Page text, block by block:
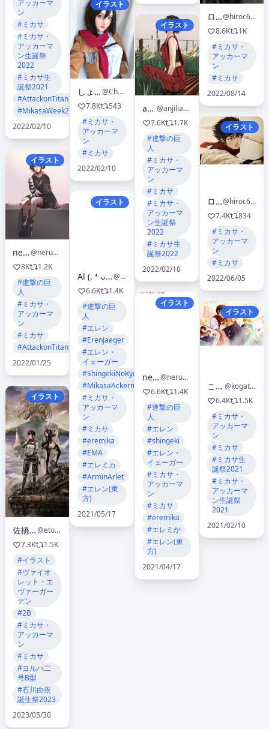
アッカーマ
ン
#ミカサ
#ミカサ・
アッカーマ
ン生誕祭
2022
#ミカサ生
誕祭2021
#AttackonTitan
#MikasaWeek2022
2022/02/10
イラスト
neru 寝
@nerunerineko
8K
1.2K
#進撃の巨
人
#ミカサ・
アッカーマ
ン
#ミカサ
#AttackonTitan
2022/01/25
イラスト
佐橋えと
@eto_384
7.3K
1.5K
#イラスト
#ヴァイオ
レット・エ
ヴァーガー
デン
#2B
#ミカサ・
アッカーマ
ン
#ミカサ
#ヨルハ二
号B型
#石川由依
誕生祭2023
2023/05/30
イラスト
しょこら🍫💪
@Chocolat_cos0
7.8K
543
#ミカサ・
アッカーマ
ン
#ミカサ
2022/02/10
イラスト
Al (. ❛ ᴗ ❛.)Commissions OPEN
@mulsae_art
6.6K
1.4K
#進撃の巨
人
#エレン
#ErenJaeger
#エレン・
イェーガー
#ShingekiNoKyojin
#MikasaAckerman
#ミカサ・
アッカーマ
ン
#ミカサ
#eremika
#EMA
#エレミカ
#ArminArlet
#エレン(東
方)
2021/05/17
イラスト
anji
@anjiliarts
7.6K
1.7K
#進撃の巨
人
#ミカサ・
アッカーマ
ン
#ミカサ
#ミカサ・
アッカーマ
ン生誕祭
2022
#ミカサ生
誕祭2022
2022/02/10
イラスト
neru 寝
@nerunerineko
6.6K
1.4K
#進撃の巨
人
#エレン
#shingeki
#エレン・
イェーガー
#ミカサ・
アッカーマ
ン
#ミカサ
#eremika
#エレミか
#エレン(東
方)
2021/04/17
ロカ
@hiroc691
8.6K
1K
#ミカサ・
アッカーマ
ン
#ミカサ
2022/08/14
イラスト
ロカ
@hiroc691
7.4K
834
#ミカサ・
アッカーマ
ン
#ミカサ
2022/06/05
イラスト
こがた
@kogattaAOT
6.4K
1.5K
#ミカサ・
アッカーマ
ン
#ミカサ
#ミカサ生
誕祭2021
#ミカサ・
アッカーマ
ン生誕祭
2021
2021/02/10